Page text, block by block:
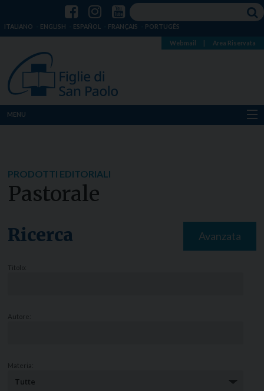
ITALIANO ENGLISH ESPAÑOL FRANÇAIS PORTUGÊS
Webmail Area Riservata
MENU
Notizie
PRODOTTI EDITORIALI
Pastorale
Ricerca Avanzata
Titolo:
Autore:
Materia: